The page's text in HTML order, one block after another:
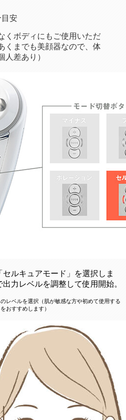
目安
くボディにもご使用いただ
くまでも美顔器なので、体
人差あり）
ルキュアモード」を選択しま
力レベルを調整して使用開始。
レベルを選択（肌が敏感な方や初めて使用する
おすすめします）